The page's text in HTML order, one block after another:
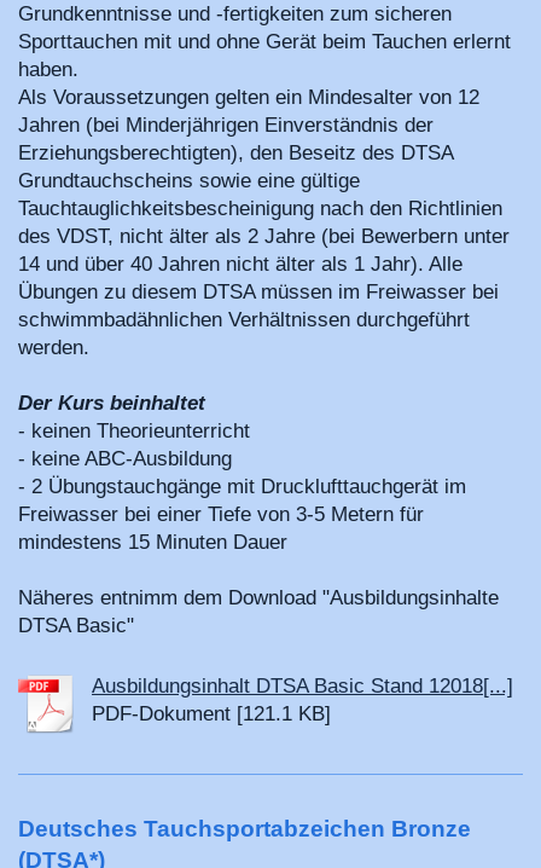
Grundkenntnisse und -fertigkeiten zum sicheren
Sporttauchen mit und ohne Gerät beim Tauchen erlernt
haben.
Als Voraussetzungen gelten ein Mindesalter von 12
Jahren (bei Minderjährigen Einverständnis der
Erziehungsberechtigten), den Beseitz des DTSA
Grundtauchscheins sowie eine gültige
Tauchtauglichkeitsbescheinigung nach den Richtlinien
des VDST, nicht älter als 2 Jahre (bei Bewerbern unter
14 und über 40 Jahren nicht älter als 1 Jahr). Alle
Übungen zu diesem DTSA müssen im Freiwasser bei
schwimmbadähnlichen Verhältnissen durchgeführt
werden.
Der Kurs beinhaltet
- keinen Theorieunterricht
- keine ABC-Ausbildung
- 2 Übungstauchgänge mit Drucklufttauchgerät im
Freiwasser bei einer Tiefe von 3-5 Metern für
mindestens 15 Minuten Dauer
Näheres entnimm dem Download "Ausbildungsinhalte
DTSA Basic"
Ausbildungsinhalt DTSA Basic Stand 12018[...]
PDF-Dokument [121.1 KB]
Deutsches Tauchsportabzeichen Bronze
(DTSA*)